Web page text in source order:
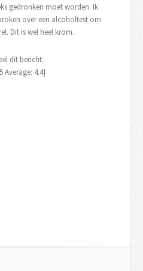
gedronken moet worden. Ik
over een alcoholtest om
Dit is wel heel krom.
dit bericht:
Average: 4.4]